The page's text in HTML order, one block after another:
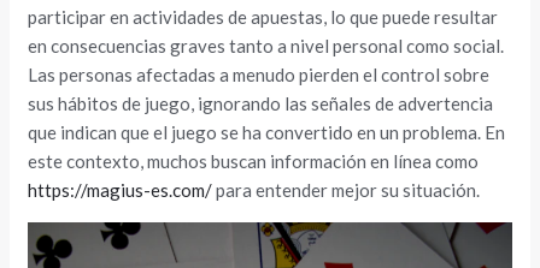
participar en actividades de apuestas, lo que puede resultar
en consecuencias graves tanto a nivel personal como social.
Las personas afectadas a menudo pierden el control sobre
sus hábitos de juego, ignorando las señales de advertencia
que indican que el juego se ha convertido en un problema. En
este contexto, muchos buscan información en línea como
https://magius-es.com/para entender mejor su situación.